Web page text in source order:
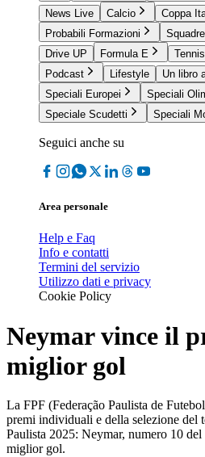
News Live
Calcio Coppa
Probabili Formazioni
Squadre
Drive UP
Formula E Tennis
Podcast
Lifestyle
Un libro
Speciali Europei
Speciali
Speciale Scudetti
Speciali
Seguici anche su
Area personale
Help e Faq
Info e contatti
Termini del servizio
Utilizzo dati e privacy
Cookie Policy
Neymar vince il
miglior gol
La FPF (Federação Paulista de
premi individuali e della selezione del
Paulista 2025: Neymar, numero 10
miglior gol.